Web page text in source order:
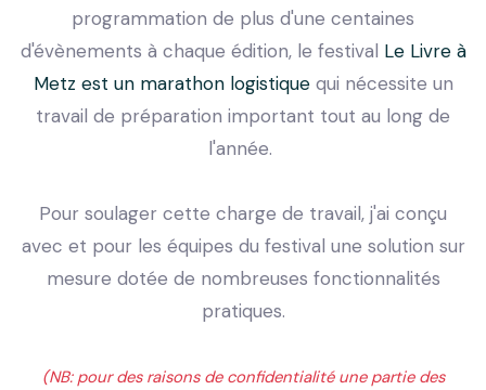
programmation de plus d'une centaines
d'évènements à chaque édition, le festival Le Livre à
Metz est un marathon logistiquequi nécessite un
travail de préparation important tout au long de
l'année.
Pour soulager cette charge de travail, j'ai conçu
avec et pour les équipes du festival une solution sur
mesure dotée de nombreuses fonctionnalités
pratiques.
(NB: pour des raisons de confidentialité une partie des